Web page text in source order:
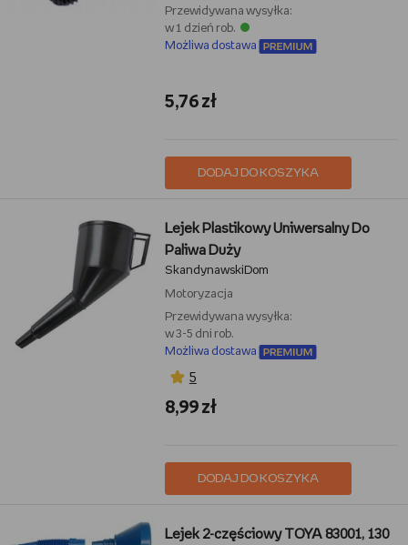
Przewidywana wysyłka:
w 1 dzień rob.
Możliwa dostawa
5,76 zł
DODAJ DO KOSZYKA
Lejek Plastikowy Uniwersalny Do
Paliwa Duży
SkandynawskiDom
Motoryzacja
Przewidywana wysyłka:
w 3-5 dni rob.
Możliwa dostawa
5
8,99 zł
DODAJ DO KOSZYKA
Lejek 2-częściowy TOYA 83001, 130